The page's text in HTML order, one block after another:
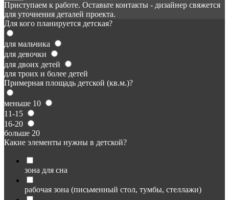
Приступаем к работе. Оставьте контакты - дизайнер свяжется
для уточнения деталей проекта.
Для кого планируется детская?
для мальчика
для девочки
для двоих детей
для троих и более детей
Примерная площадь детской (кв.м.)?
меньше 10
11-15
16-20
больше 20
Какие элементы нужны в детской?
зона для сна
рабочая зона (письменный стол, тумбы, стеллажи)